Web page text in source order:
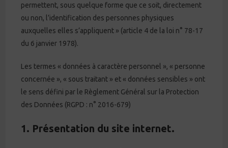
permettent, sous quelque forme que ce soit, directement
ou non, l’identification des personnes physiques
auxquelles elles s’appliquent » (article 4 de la loi n° 78-17
du 6 janvier 1978).
Les termes « données à caractère personnel », « personne
concernée », « sous traitant » et « données sensibles » ont
le sens défini par le Règlement Général sur la Protection
des Données (RGPD : n° 2016-679)
1. Présentation du site internet.